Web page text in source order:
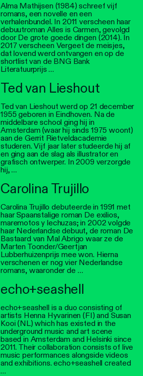
Alma Mathijsen (1984) schreef vijf
romans, een novelle en een
verhalenbundel. In 2011 verscheen haar
debuutroman Alles is Carmen, gevolgd
door De grote goede dingen (2014). In
2017 verscheen Vergeet de meisjes,
dat lovend werd ontvangen en op de
shortlist van de BNG Bank
Literatuurprijs …
Ted van Lieshout
Ted van Lieshout werd op 21 december
1955 geboren in Eindhoven. Na de
middelbare school ging hij in
Amsterdam (waar hij sinds 1975 woont)
aan de Gerrit Rietveldacademie
studeren. Vijf jaar later studeerde hij af
en ging aan de slag als illustrator en
grafisch ontwerper. In 2009 verzorgde
hij, …
Carolina Trujillo
Carolina Trujillo debuteerde in 1991 met
haar Spaanstalige roman De exilios,
maremotos y lechuzas; in 2002 volgde
haar Nederlandse debuut, de roman De
Bastaard van Mal Abrigo waar ze de
Marten Toonder/Geertjan
Lubberhuizenprijs mee won. Hierna
verschenen er nog vier Nederlandse
romans, waaronder de …
echo+seashell
echo+seashell is a duo consisting of
artists Henna Hyvarinen (FI) and Susan
Kooi (NL) which has existed in the
underground music and art scene
based in Amsterdam and Helsinki since
2011. Their collaboration consists of live
music performances alongside videos
and exhibitions. echo+seashell created
…